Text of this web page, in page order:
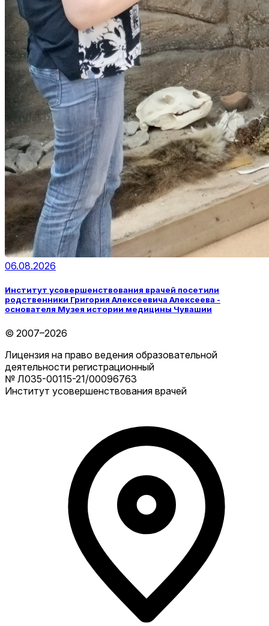
06.08.2026
Институт усовершенствования врачей посетили
родственники Григория Алексеевича Алексеева -
основателя Музея истории медицины Чувашии
© 2007–2026
Лицензия на право ведения образовательной
деятельности регистрационный
№ Л035-00115-21/00096763
Институт усовершенствования врачей